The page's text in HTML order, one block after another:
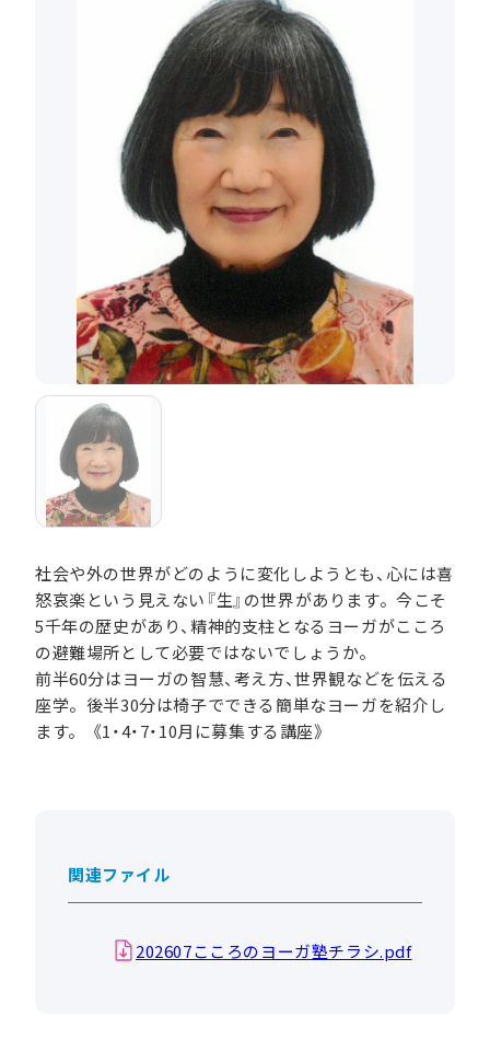
社会や外の世界がどのように変化しようとも、心には喜
怒哀楽という見えない『生』の世界があります。今こそ
5千年の歴史があり、精神的支柱となるヨーガがこころ
の避難場所として必要ではないでしょうか。
前半60分はヨーガの智慧、考え方、世界観などを伝える
座学。後半30分は椅子でできる簡単なヨーガを紹介し
ます。《1・4・7・10月に募集する講座》
関連ファイル
202607こころのヨーガ塾チラシ.pdf